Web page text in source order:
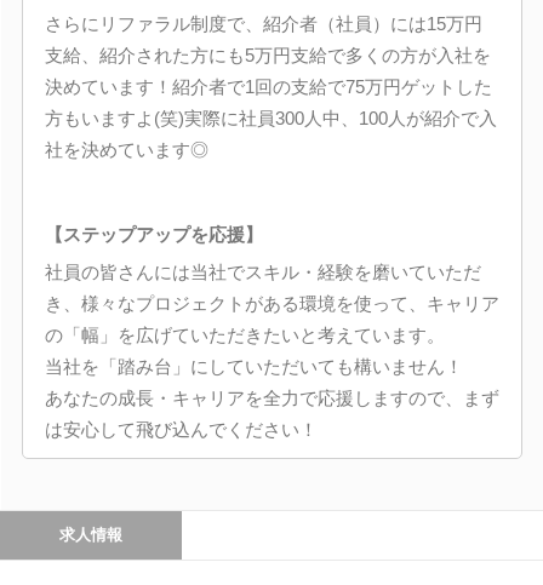
さらにリファラル制度で、紹介者（社員）には15万円
支給、紹介された方にも5万円支給で多くの方が入社を
決めています！紹介者で1回の支給で75万円ゲットした
方もいますよ(笑)実際に社員300人中、100人が紹介で入
社を決めています◎
【ステップアップを応援】
社員の皆さんには当社でスキル・経験を磨いていただ
き、様々なプロジェクトがある環境を使って、キャリア
の「幅」を広げていただきたいと考えています。
当社を「踏み台」にしていただいても構いません！
あなたの成長・キャリアを全力で応援しますので、まず
は安心して飛び込んでください！
求人情報